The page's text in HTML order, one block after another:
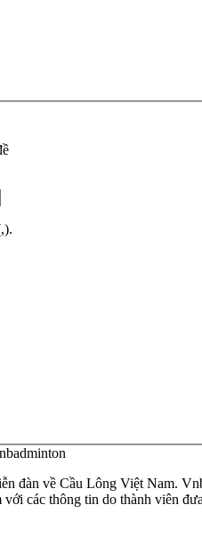
đàn về Cầu Lông Việt Nam.
các thông tin do thành viên